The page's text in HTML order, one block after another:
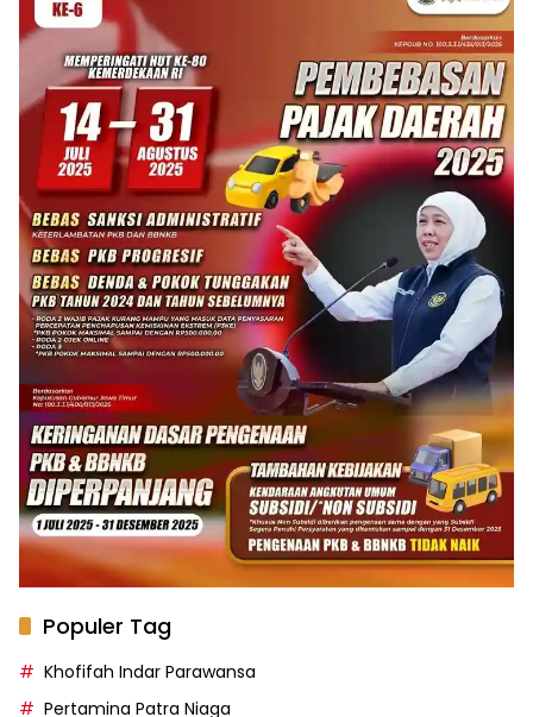
Populer Tag
Khofifah Indar Parawansa
Pertamina Patra Niaga